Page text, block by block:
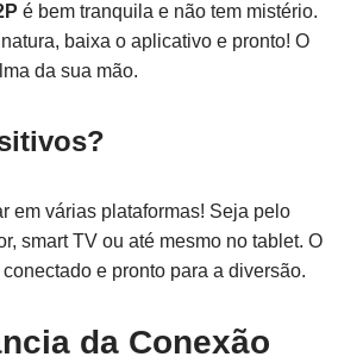
é bem tranquila e não tem mistério.
baixa o aplicativo e pronto! O
da sua mão.
em várias plataformas! Seja pelo
smart TV ou até mesmo no tablet. O
e pronto para a diversão.
da Conexão